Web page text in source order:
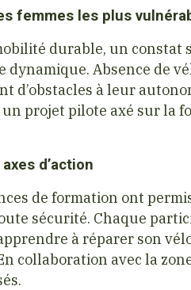
femmes les plus
durable, un constat
Absence de
à leur
projet pilote axé sur la
d’action
de formation ont
sécurité. Chaque
à réparer son
collaboration avec la